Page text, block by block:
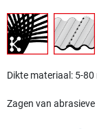
Dikte materiaal: 5-80
Zagen van